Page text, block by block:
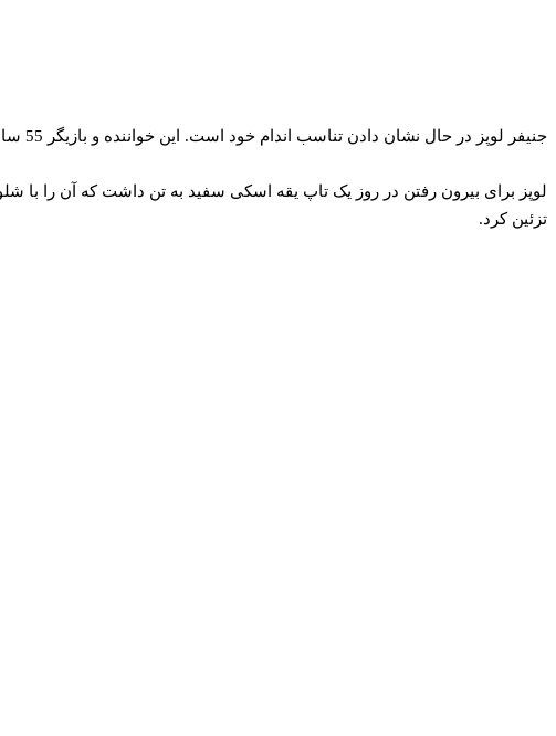
جنیفر لوپز در حال نشان دادن تناسب اندام خود است. این خواننده و بازیگر 55 ساله، روز جمعه، 13 سپتامبر، در حالی که در لس آنجلس بود، با تناسب اندام بی مثال خود بیرون آمده بود.
لوپز برای بیرون رفتن در روز یک تاپ یقه اسکی سفید به تن داشت که آن را با
تزئین کرد.